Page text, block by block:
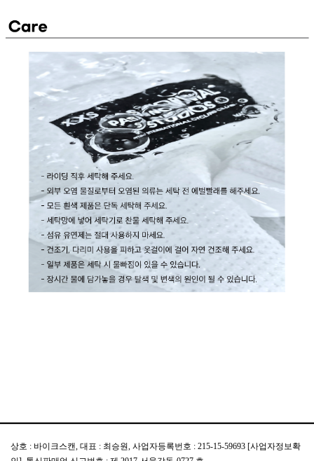
상호 : 바이크스캔, 대표 : 최승원, 사업자등록번호 : 215-15-59693 [사업자정보확